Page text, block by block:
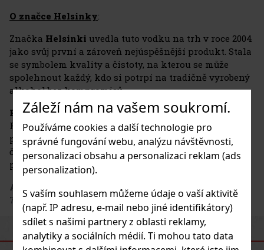
Záleží nám na vašem soukromí.
Používáme cookies a další technologie pro
správné fungování webu, analýzu návštěvnosti,
personalizaci obsahu a personalizaci reklam (ads
personalization).
S vaším souhlasem můžeme údaje o vaší aktivitě
(např. IP adresu, e-mail nebo jiné identifikátory)
sdílet s našimi partnery z oblasti reklamy,
analytiky a sociálních médií. Ti mohou tato data
O značce Helsinky:
Značka Helsinki uvedla tuto vodku na trh v roce 2004
jako svůj první a zároveň nejúspěšnější produkt. Stala
se symbolem kvality a čistoty, na kterou se může
spolehnout každý, kdo si potrpí na tradičně vyrobený
alkohol bez kompromisů.
Helsinkiznačka prémiové vodky, vyráběná v České
Republice na základě technologií a receptur
pocházejících ze Skandinávie. VodkaHelsinkije na
českém trhu již 18 let a patří ke známým a zavedeným
produktům na trhu.
Adresa výrobce
: Helsinki group s.r.o., Třanovice 279,
739 53, CZ
PODOBNÉ PRODUKTY